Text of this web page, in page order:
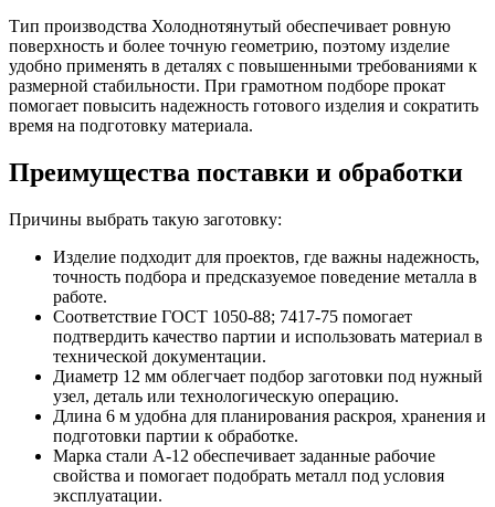
Тип производства Холоднотянутый обеспечивает ровную
поверхность и более точную геометрию, поэтому изделие
удобно применять в деталях с повышенными требованиями к
размерной стабильности. При грамотном подборе прокат
помогает повысить надежность готового изделия и сократить
время на подготовку материала.
Преимущества поставки и обработки
Причины выбрать такую заготовку:
Изделие подходит для проектов, где важны надежность,
точность подбора и предсказуемое поведение металла в
работе.
Соответствие ГОСТ 1050-88; 7417-75 помогает
подтвердить качество партии и использовать материал в
технической документации.
Диаметр 12 мм облегчает подбор заготовки под нужный
узел, деталь или технологическую операцию.
Длина 6 м удобна для планирования раскроя, хранения и
подготовки партии к обработке.
Марка стали А-12 обеспечивает заданные рабочие
свойства и помогает подобрать металл под условия
эксплуатации.